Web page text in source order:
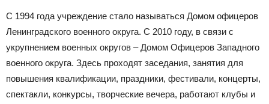
С 1994 года учреждение стало называться Домом офицеров
Ленинградского военного округа. С 2010 году, в связи с
укрупнением военных округов – Домом Офицеров Западного
военного округа. Здесь проходят заседания, занятия для
повышения квалификации, праздники, фестивали, концерты,
спектакли, конкурсы, творческие вечера, работают клубы и